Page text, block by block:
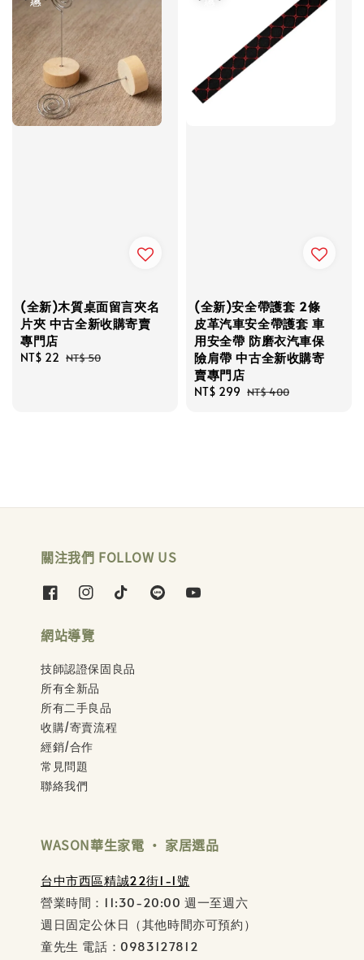
(全新)木質桌面留言夾名
片夾 中古全新收購寄賣
專門店
Sale
NT$ 22 Regular
NT$ 50
(全新)安全帶護套 2條
皮革汽車安全帶護套 車
用安全帶 防磨衣汽車保
險肩帶 中古全新收購寄
賣專門店
Sale
NT$ 299 Regular
NT$ 400
關注我們 FOLLOW US
網站導覽
技師認證保固良品
所有全新品
所有二手良品
收購/寄賣流程
經銷/合作
常見問題
聯絡我們
WASON華生家電 ‧ 家居選品
台中市西區精誠22街1-1號
營業時間：11:30-20:00 週一至週六
週日固定公休日（其他時間亦可預約）
童先生 電話：0983127812